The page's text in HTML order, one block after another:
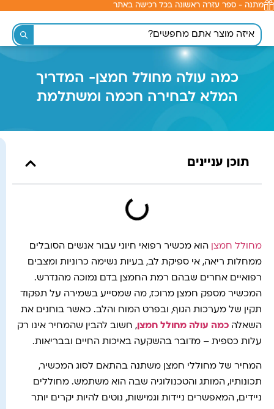
לתוכן
מתנה - ספר עזרה ראשונה בכל רכישה באתר
כמה עולה מחולל חמצן- המדריך
המלא לבחירה חכמה ומשתלמת
תוכן עניינים
מחולל חמצן הוא מכשיר רפואי חיוני עבור אנשים הסובלים
ממחלות ריאה, אי ספיקת לב, בעיות נשימה כרוניות ומצבים
רפואיים אחרים שבהם רמת החמצן בדם נמוכה מהנדרש.
המכשיר מספק חמצן מרוכז, מה שמסייע בשמירה על תפקוד
תקין של מערכות הגוף, ובפרט המוח והלב. כאשר בוחנים את
השאלה כמה עולה מחולל חמצן , חשוב להבין שהמחיר אינו רק
עלות כספית – מדובר בהשקעה באיכות החיים ובבריאות.
המחיר של מחוללי חמצן משתנה בהתאם לסוג המכשיר,
תכונותיו, המותג והטכנולוגיה שבה הוא משתמש. מחוללים
ניידים, המאפשרים ניידות וגמישות, נוטים להיות יקרים יותר